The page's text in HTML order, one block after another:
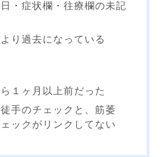
・症状欄・往療欄の未記
り過去になっている
１ヶ月以上前だった
手のチェックと、筋萎
ックがリンクしてない